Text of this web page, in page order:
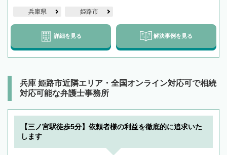
兵庫県 姫路市
詳細を見る 解決事例を見る
兵庫 姫路市近隣エリア・全国オンライン対応可で相続
対応可能な弁護士事務所
【三ノ宮駅徒歩5分】依頼者様の利益を徹底的に追求いた
します